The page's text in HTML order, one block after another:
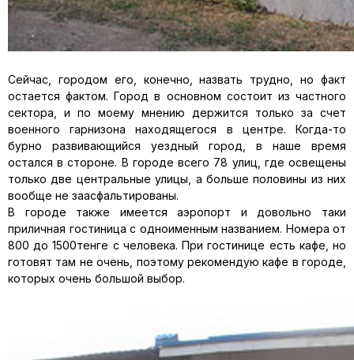
Сейчас, городом его, конечно, назвать трудно, но факт
остается фактом. Город в основном состоит из частного
сектора, и по моему мнению держится только за счет
военного гарнизона находящегося в центре. Когда-то
бурно развивающийся уездный город, в наше время
остался в стороне. В городе всего 78 улиц, где освещены
только две центральные улицы, а больше половины из них
вообще не заасфальтированы.
В городе также имеется аэропорт и довольно таки
приличная гостиница с одноименным названием. Номера от
800 до 1500тенге с человека. При гостинице есть кафе, но
готовят там не очень, поэтому рекомендую кафе в городе,
которых очень большой выбор.